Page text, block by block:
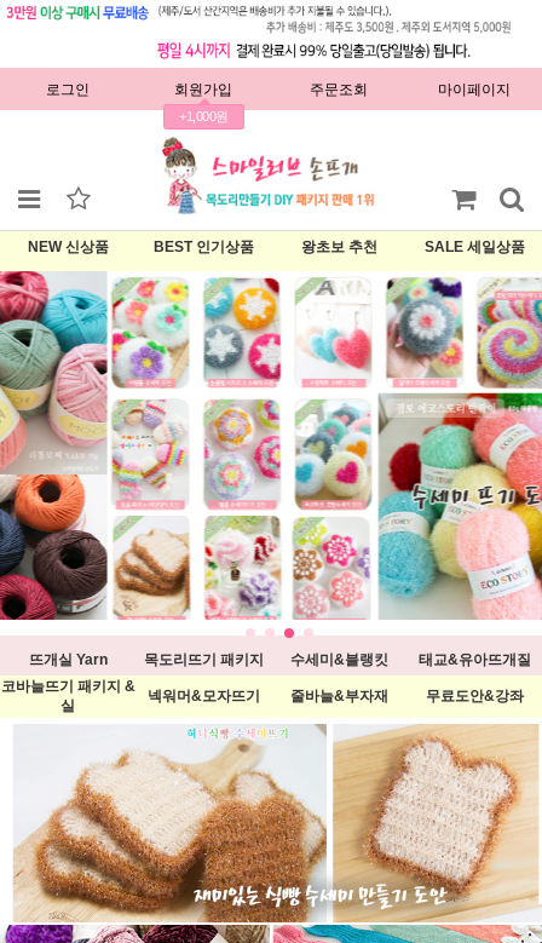
로그인 회원가입
+1,000원
주문조회 마이페이지
NEW 신상품 BEST 인기상품 왕초보 추천 SALE 세일상품
뜨개실 Yarn 목도리뜨기 패키지 수세미&블랭킷
태교&유아뜨개질
코바늘뜨기 패키지 &
실
넥워머&모자뜨기 줄바늘&부자재 무료도안&강좌